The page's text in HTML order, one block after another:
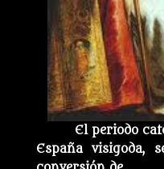
El periodo
España visigoda,